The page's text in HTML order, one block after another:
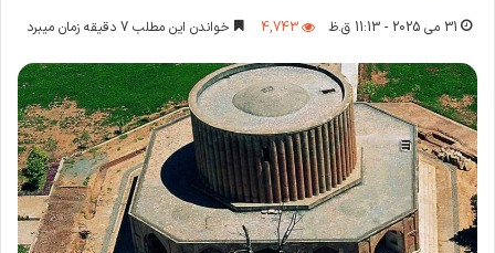
31 می 2025 - 11:13 ق.ظ 4,743 خواندن این مطلب 7 دقیقه زمان میبرد